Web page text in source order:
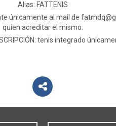
Alias: FATTENIS
únicamente al mail de
quien acreditar el mismo.
tenis integrado